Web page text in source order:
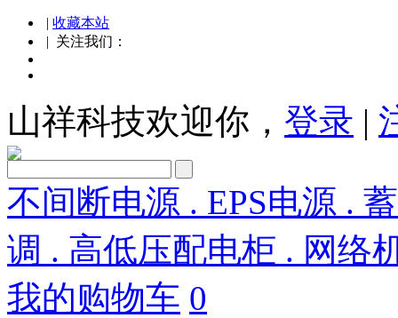
| 收藏本站
| 关注我们：
山祥科技欢迎你， 登录 |
不间断电源 . EPS电源 .
调 . 高低压配电柜 . 网络
我的购物车 0